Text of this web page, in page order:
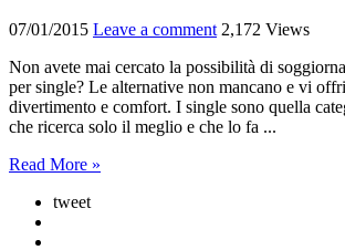
07/01/2015 Leave a comment 2,172 Views
Non avete mai cercato la possibilità di
per single? Le alternative non mancano e vi
divertimento e comfort. I single sono quella
che ricerca solo il meglio e che lo fa ...
Read More »
tweet